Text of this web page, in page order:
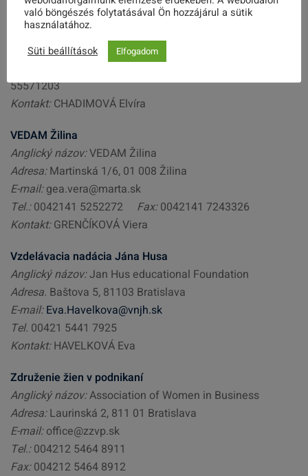
TOP Centrum podnikateliek
Anglický názov:TOP Centre of women entrepreneurs
Adresa: Prešovská 39 82109 Bratislava
55571203
Kontakt:CHADIMOVÁ Elvíra
VEDAM Žilina
Anglický názov:VEDAM Žilina
Adresa: Martinská 1/6, 01 008 Žilina
E-mail: gea.vera@marta.sk
Tel.:0042141 5252272 Fax:0042141 7243326
Kontakt:GRENČÍKOVÁ Viera
Vzdelávacia nadácia Jána Husa
Anglický názov:Jan Hus educational Foundation
Adresa. Baštova 5, 81103 Bratislava
E-mail: Eva.Havelkova@vnjh.sk
Tel. 00421 5441 7925
Kontakt:HAVELKOVÁ Eva
Združenie žien v podnikaní
Anglický názov:Association of Women in Business
Adresa:Laurinská 2, 811 01 Bratislava
E-mail:office@zzvp.sk
Tel.:004212 5464 8911
Fax:004212 5464 8912
való böngészés folytatásával Ön hozzájárul a sütik
használatához.
Süti beállítások
Elfogadom